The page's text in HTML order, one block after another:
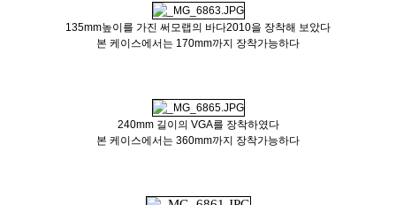
135mm높이를 가진 써모랩의 바다2010을 장착해 보았다
본 케이스에서는 170mm까지 장착가능하다
240mm 길이의 VGA를 장착하였다
본 케이스에서는 360mm까지 장착가능하다